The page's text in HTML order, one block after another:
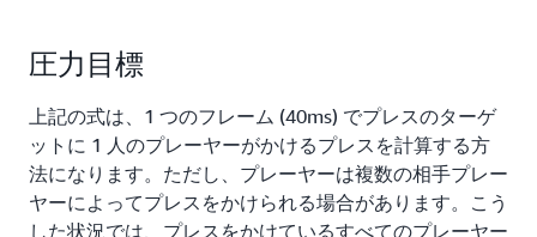
圧力目標
上記の式は、1 つのフレーム (40ms) でプレスのターゲ
ットに 1 人のプレーヤーがかけるプレスを計算する方
法になります。ただし、プレーヤーは複数の相手プレー
ヤーによってプレスをかけられる場合があります。こう
した状況では、プレスをかけているすべてのプレーヤー